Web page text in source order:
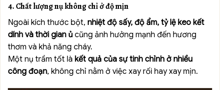
4. Chất lượng nụ không chỉ ở độ mịn
Ngoài kích thước bột, nhiệt độ sấy, độ ẩm, tỷ lệ keo kết
dính và thời gian ủ cũng ảnh hưởng mạnh đến hương
thơm và khả năng cháy.
Một nụ trầm tốt là kết quả của sự tinh chỉnh ở nhiều
công đoạn, không chỉ nằm ở việc xay rối hay xay mịn.